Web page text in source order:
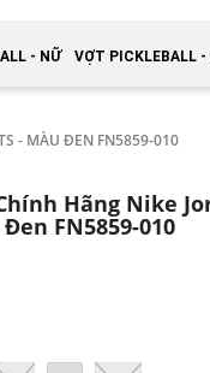
- NỮ VỢT PICKLEBALL -
- MÀU ĐEN FN5859-010
Hãng Nike
FN5859-010